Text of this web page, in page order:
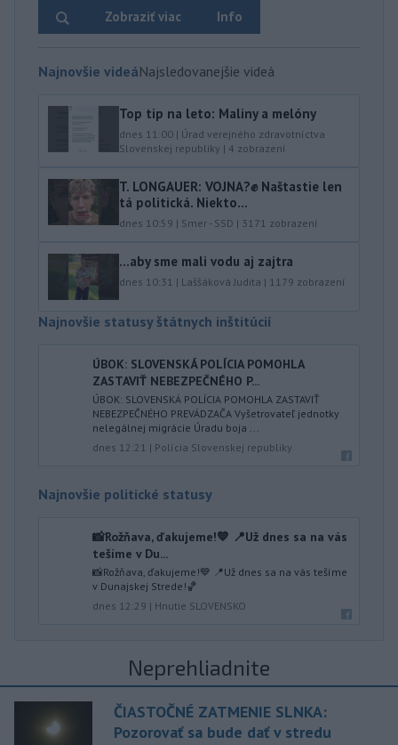
Info
Zobraziť viac
Najnovšie videáNajsledovanejšie videá
Top tip na leto: Maliny a melóny
dnes 11:00 | Úrad verejného zdravotníctva
Slovenskej republiky | 4 zobrazení
T. LONGAUER: VOJNA?✊ Naštastie len
tá politická. Niekto...
dnes 10:59 | Smer - SSD | 3171 zobrazení
...aby sme mali vodu aj zajtra
dnes 10:31 | Laššáková Judita | 1179 zobrazení
Najnovšie statusy štátnych inštitúcií
ÚBOK: SLOVENSKÁ POLÍCIA POMOHLA
ZASTAVIŤ NEBEZPEČNÉHO P...
ÚBOK: SLOVENSKÁ POLÍCIA POMOHLA ZASTAVIŤ
NEBEZPEČNÉHO PREVÁDZAČA Vyšetrovateľ jednotky
nelegálnej migrácie Úradu boja ...
dnes 12:21 | Polícia Slovenskej republiky
Najnovšie politické statusy
📸Rožňava, ďakujeme!💙 📍Už dnes sa na vás
tešíme v Du...
📸Rožňava, ďakujeme!💙 📍Už dnes sa na vás tešíme
v Dunajskej Strede!🏀
dnes 12:29 | Hnutie SLOVENSKO
Neprehliadnite
ČIASTOČNÉ ZATMENIE SLNKA:
Pozorovať sa bude dať v stredu